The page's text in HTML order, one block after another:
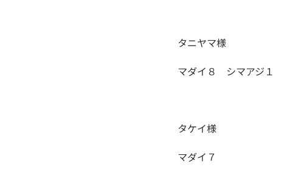
タニヤマ様
マダイ８ シマアジ１
タケイ様
マダイ７